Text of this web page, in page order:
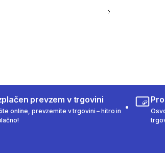
prevzem v trgovini
online, prevzemite v trgovini – hitro in